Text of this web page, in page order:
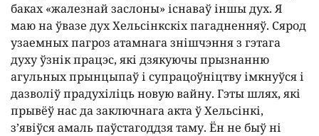
баках «жалезнай заслоны» існаваў іншы дух. Я
маю на ўвазе дух Хельсінкскіх пагадненняў. Сярод
узаемных пагроз атамнага знішчэння з гэтага
духу ўзнік працэс, які дзякуючы прызнанню
агульных прынцыпаў і супрацоўніцтву імкнуўся і
дазволіў прадухіліць новую вайну. Гэты шлях, які
прывёў нас да заключнага акта ў Хельсінкі,
з’явіўся амаль паўстагоддзя таму. Ён не быў ні